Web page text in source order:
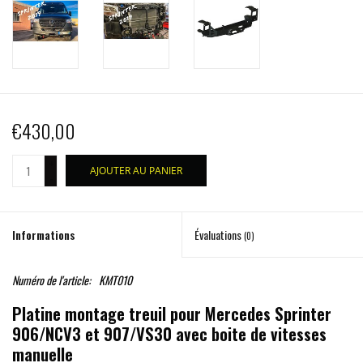
€430,00
AJOUTER AU PANIER
Informations Évaluations(0)
Numéro de l'article: KMT010
Platine montage treuil pour Mercedes Sprinter
906/NCV3 et 907/VS30 avec boite de vitesses
manuelle